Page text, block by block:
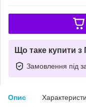
Що таке купити
Замовлення під
Опис